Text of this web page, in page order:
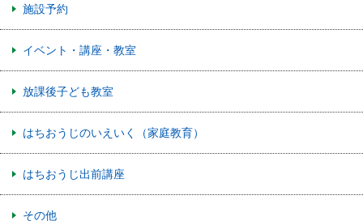
施設予約
イベント・講座・教室
放課後子ども教室
はちおうじのいえいく（家庭教育）
はちおうじ出前講座
その他